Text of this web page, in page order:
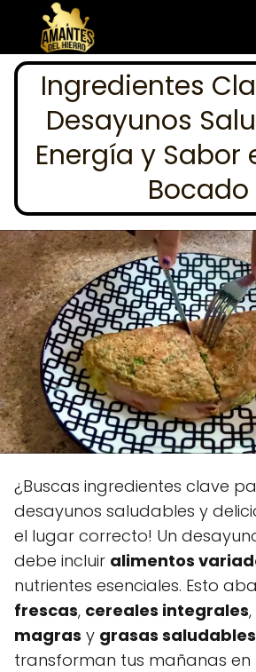
Ingredientes
Desayunos
Energía y Sabor
Bocado
¿Buscas ingredientes clave
desayunos saludables y
el lugar correcto! Un
debe incluir alimentos
nutrientes esenciales. Esto
frescas, cereales integrales,
magras y grasas saludables
transforman tus mañanas en